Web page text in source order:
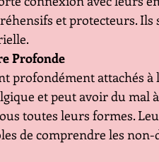
et protecteurs.
Profonde
profondément attachés
et peut avoir du mal
toutes leurs formes.
de comprendre les